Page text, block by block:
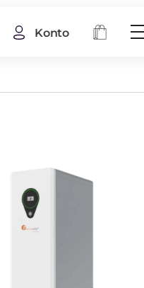
Konto